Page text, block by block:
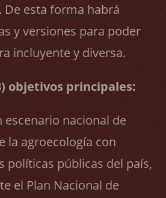
esta forma habrá
y versiones para poder
incluyente y diversa.
objetivos principales:
escenario nacional de
la agroecología con
políticas públicas del país,
el Plan Nacional de